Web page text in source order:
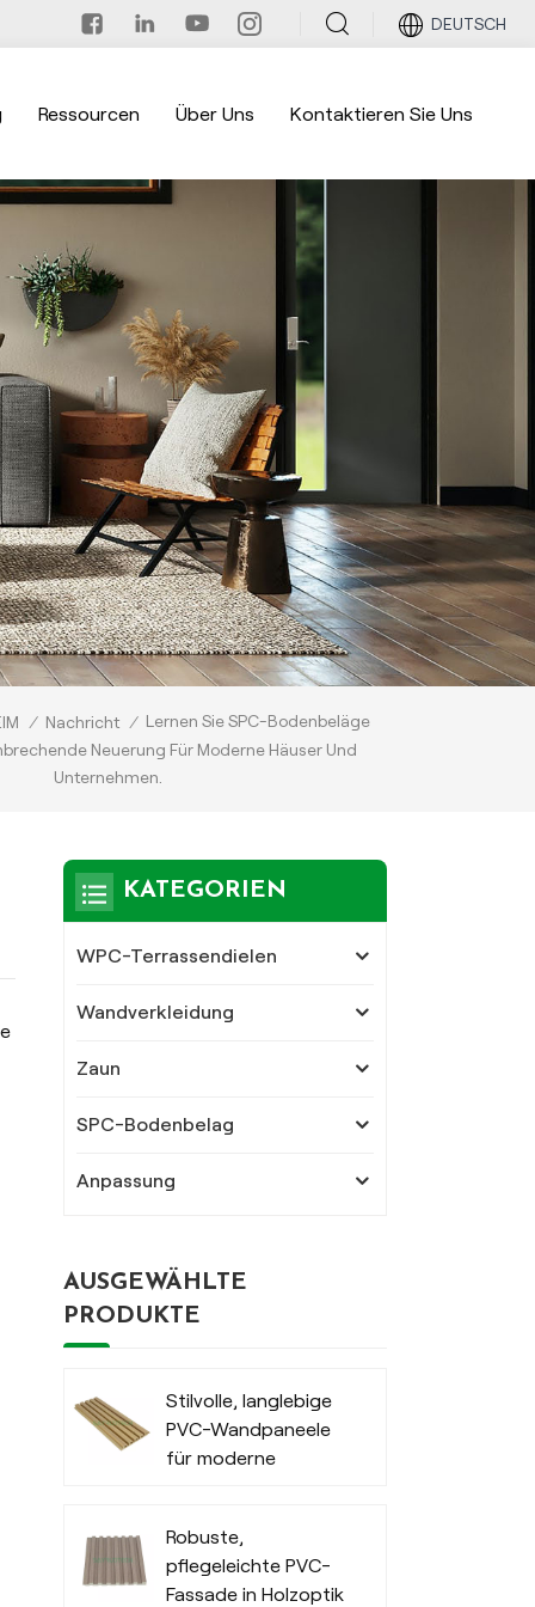
DEUTSCH
Ressourcen Über Uns Kontaktieren Sie Uns
/ Nachricht / Lernen Sie SPC-Bodenbeläge
Neuerung Für Moderne Häuser Und
Unternehmen.
KATEGORIEN
WPC-Terrassendielen
Wandverkleidung
Zaun
SPC-Bodenbelag
Anpassung
AUSGEWÄHLTE
PRODUKTE
Stilvolle, langlebige
PVC-Wandpaneele
für moderne
Robuste,
pflegeleichte PVC-
Fassade in Holzoptik